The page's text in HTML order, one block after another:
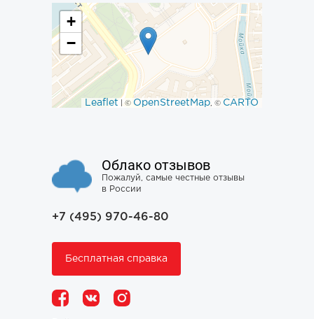
+
−
Leaflet | © OpenStreetMap, © CARTO
Облако отзывов
Пожалуй, самые честные отзывы
в России
+7 (495) 970-46-80
Бесплатная справка